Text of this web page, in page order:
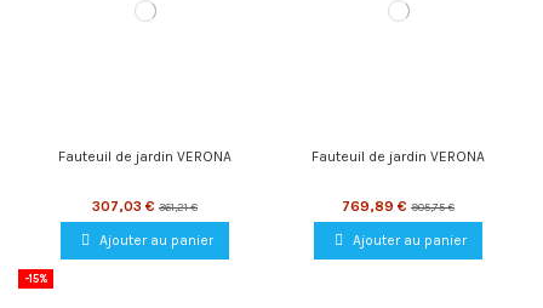
Fauteuil de jardin VERONA
307,03 € 361,21 €
Ajouter au panier
Fauteuil de jardin VERONA
769,89 € 905,75 €
Ajouter au panier
-15%